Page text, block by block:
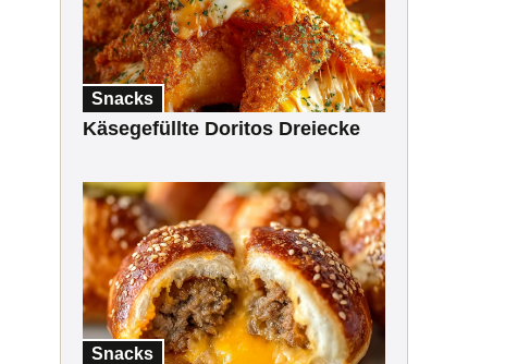
Snacks
Käsegefüllte Doritos Dreiecke
Snacks